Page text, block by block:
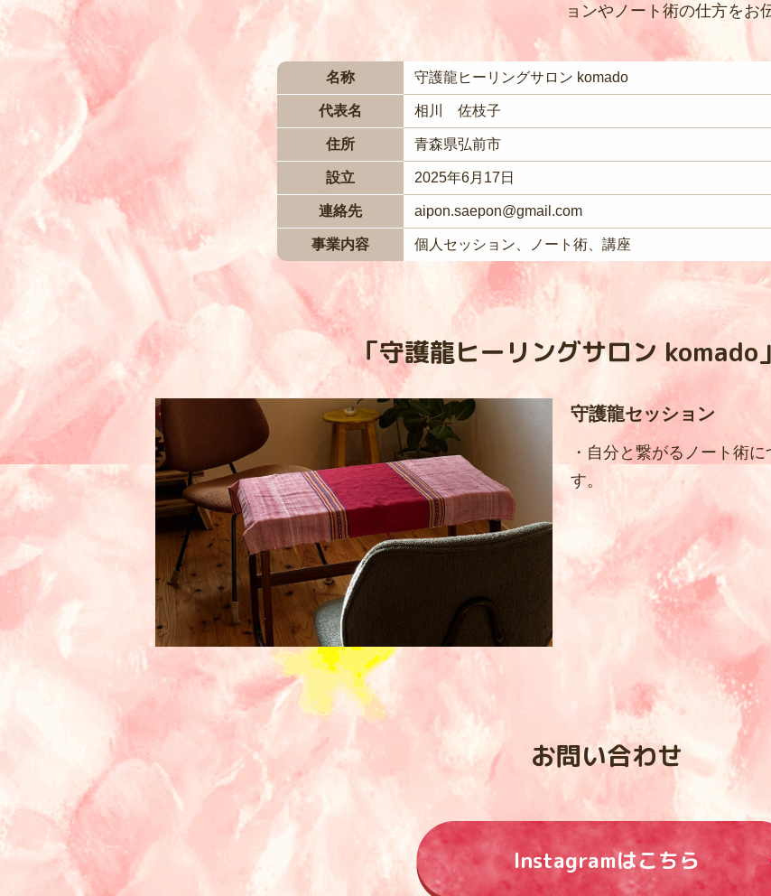
ョンやノート術の仕方をお
名称 守護龍ヒーリングサロン komado
代表名 相川 佐枝子
住所 青森県弘前市
設立 2025年6月17日
連絡先 aipon.saepon@gmail.com
事業内容 個人セッション、ノート術、講座
「守護龍ヒーリングサロン komado
守護龍セッション
・自分と繋がるノート術
す。
お問い合わせ
Instagramはこちら